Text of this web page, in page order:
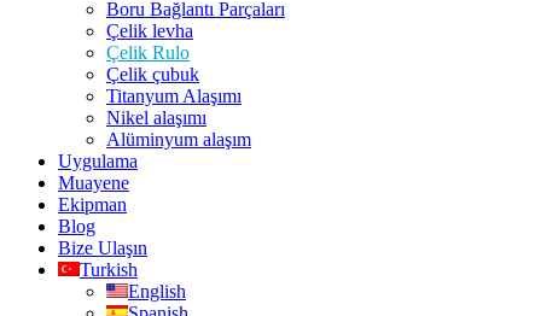
Boru Bağlantı Parçaları
Çelik levha
Çelik Rulo
Çelik çubuk
Titanyum Alaşımı
Nikel alaşımı
Alüminyum alaşım
Uygulama
Muayene
Ekipman
Blog
Bize Ulaşın
Turkish
English